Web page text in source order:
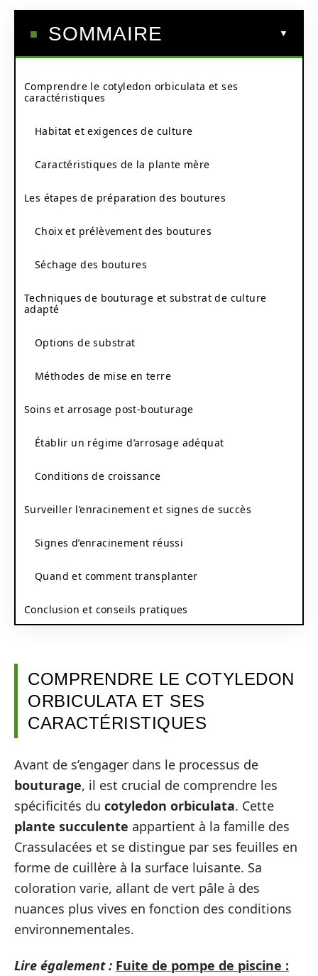
SOMMAIRE
Comprendre le cotyledon orbiculata et ses
caractéristiques
Habitat et exigences de culture
Caractéristiques de la plante mère
Les étapes de préparation des boutures
Choix et prélèvement des boutures
Séchage des boutures
Techniques de bouturage et substrat de culture
adapté
Options de substrat
Méthodes de mise en terre
Soins et arrosage post-bouturage
Établir un régime d’arrosage adéquat
Conditions de croissance
Surveiller l’enracinement et signes de succès
Signes d’enracinement réussi
Quand et comment transplanter
Conclusion et conseils pratiques
COMPRENDRE LE COTYLEDON
ORBICULATA ET SES
CARACTÉRISTIQUES
Avant de s’engager dans le processus de
bouturage, il est crucial de comprendre les
spécificités du cotyledon orbiculata. Cette
plante succulente appartient à la famille des
Crassulacées et se distingue par ses feuilles en
forme de cuillère à la surface luisante. Sa
coloration varie, allant de vert pâle à des
nuances plus vives en fonction des conditions
environnementales.
Lire également : Fuite de pompe de piscine :